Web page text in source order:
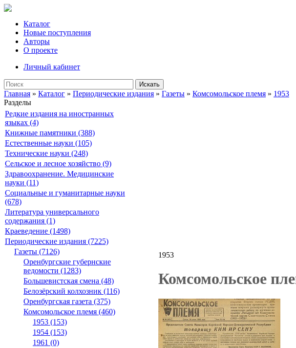
Каталог
Новые поступления
Авторы
О проекте
Личный кабинет
Искать
Главная » Каталог » Периодические издания » Газеты » Комсомольское племя » 1953
Разделы
Редкие издания на иностранных
языках (4)
Книжные памятники (388)
Естественные науки (105)
Технические науки (248)
Сельское и лесное хозяйство (9)
Здравоохранение. Медицинские
науки (11)
Социальные и гуманитарные науки
(678)
Литература универсального
содержания (1)
Краеведение (1498)
Периодические издания (7225)
Газеты (7126)
Оренбургские губернские
ведомости (1283)
Большевистская смена (48)
Белозёрский колхозник (116)
Оренбургская газета (375)
Комсомольское племя (460)
1953 (153)
1954 (153)
1961 (0)
1953
Комсомольское